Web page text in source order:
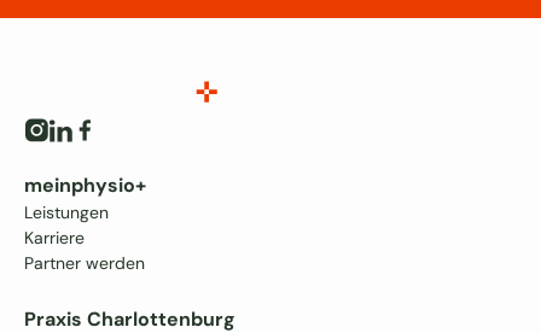
meinphysio+
Leistungen
Karriere
Partner werden
Praxis Charlottenburg